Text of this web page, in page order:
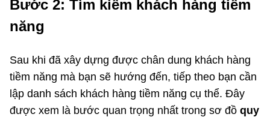
Bước 2: Tìm kiếm khách hàng tiềm
năng
Sau khi đã xây dựng được chân dung khách hàng
tiềm năng mà bạn sẽ hướng đến, tiếp theo bạn cần
lập danh sách khách hàng tiềm năng cụ thể. Đây
được xem là bước quan trọng nhất trong sơ đồ quy